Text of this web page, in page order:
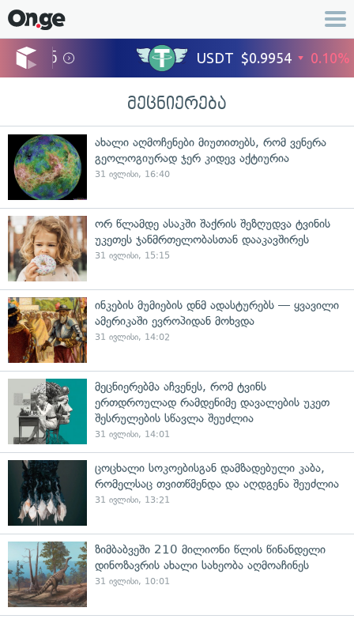
მეცნიერება
ახალი აღმოჩენები მიუთითებს, რომ ვენერა
გეოლოგიურად ჯერ კიდევ აქტიურია
31 ივლისი, 16:40
ორ წლამდე ასაკში შაქრის შეზღუდვა ტვინის
უკეთეს ჯანმრთელობასთან დააკავშირეს
31 ივლისი, 15:15
ინკების მუმიების დნმ ადასტურებს — ყვავილი
ამერიკაში ევროპიდან მოხვდა
31 ივლისი, 14:02
მეცნიერებმა აჩვენეს, რომ ტვინს
ერთდროულად რამდენიმე დავალების უკეთ
შესრულების სწავლა შეუძლია
31 ივლისი, 14:01
ცოცხალი სოკოებისგან დამზადებული კაბა,
რომელსაც თვითწმენდა და აღდგენა შეუძლია
31 ივლისი, 13:21
ზიმბაბვეში 210 მილიონი წლის წინანდელი
დინოზავრის ახალი სახეობა აღმოაჩინეს
31 ივლისი, 10:01